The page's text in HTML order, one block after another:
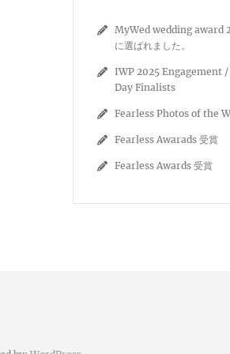
MyWed wedding award
に選ばれました。
IWP 2025 Engagement
Day Finalists
Fearless Photos of the
Fearless Awarads 受賞
Fearless Awards 受賞